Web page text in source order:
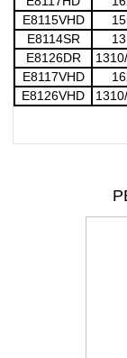
E8115VHD
E8114SR
E8126DR
E8117VHD
E8126VHD